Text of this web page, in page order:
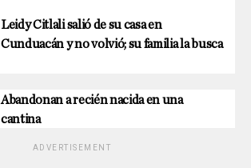
Leidy Citlali salió de su casa en
Cunduacán y no volvió; su familia la busca
Abandonan a recién nacida en una
cantina
ADVERTISEMENT